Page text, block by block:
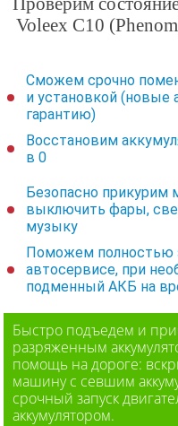
Voleex C10
Сможем срочно
и установкой (новые
гарантию)
Восстановим
в 0
Безопасно прикурим
выключить фары,
музыку
Поможем полностью
автосервисе, при
подменный АКБ на
Быстро подъедем и
разряженным
помощь на дороге:
машину с севшим
срочный запуск
аккумулятором.